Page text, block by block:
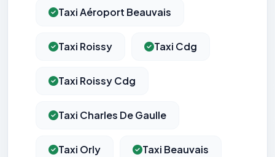
Taxi Aéroport Beauvais
Taxi Roissy Taxi Cdg
Taxi Roissy Cdg
Taxi Charles De Gaulle
Taxi Orly Taxi Beauvais